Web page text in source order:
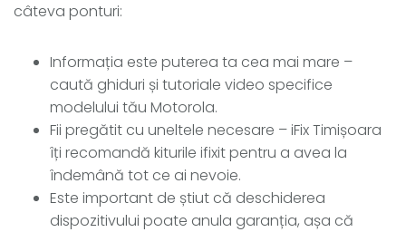
câteva ponturi:
Informația este puterea ta cea mai mare –
caută ghiduri și tutoriale video specifice
modelului tău Motorola.
Fii pregătit cu uneltele necesare – iFix Timișoara
îți recomandă kiturile ifixit pentru a avea la
îndemână tot ce ai nevoie.
Este important de știut că deschiderea
dispozitivului poate anula garanția, așa că